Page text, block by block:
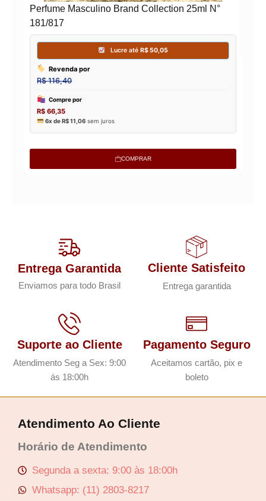
Perfume Masculino Brand Collection 25ml N°
181/817
COMPRAR
Entrega Garantida
Enviamos para todo Brasil
Cliente Satisfeito
Entrega garantida
Suporte ao Cliente
Atendimento Seg a Sex: 9:00
ás 18:00h
Pagamento Seguro
Aceitamos cartão, pix e
boleto
Atendimento Ao Cliente
Horário de Atendimento
Segunda a sexta: 9:00 às 18:00h
Whatsapp: (11) 2803-8217